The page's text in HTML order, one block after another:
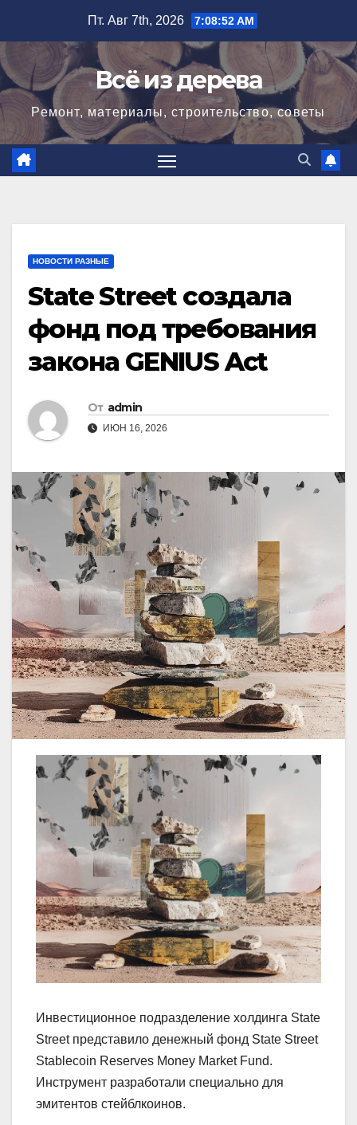
содержимому
Пт. Авг 7th, 2026 7:08:53 AM
Всё из дерева
Ремонт, материалы, строительство, советы
НОВОСТИ РАЗНЫЕ
State Street создала
фонд под требования
закона GENIUS Act
От admin
ИЮН 16, 2026
Инвестиционное подразделение холдинга State
Street представило денежный фонд State Street
Stablecoin Reserves Money Market Fund.
Инструмент разработали специально для
эмитентов стейблкоинов.